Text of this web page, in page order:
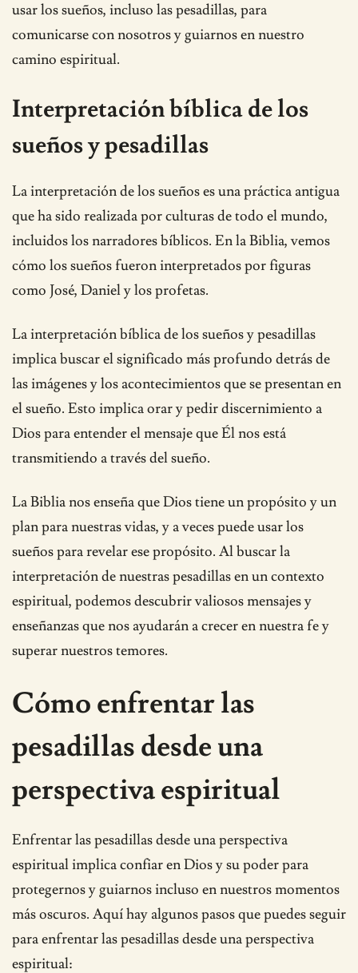
usar los sueños, incluso las pesadillas, para
comunicarse con nosotros y guiarnos en nuestro
camino espiritual.
Interpretación bíblica de los
sueños y pesadillas
La interpretación de los sueños es una práctica antigua
que ha sido realizada por culturas de todo el mundo,
incluidos los narradores bíblicos. En la Biblia, vemos
cómo los sueños fueron interpretados por figuras
como José, Daniel y los profetas.
La interpretación bíblica de los sueños y pesadillas
implica buscar el significado más profundo detrás de
las imágenes y los acontecimientos que se presentan en
el sueño. Esto implica orar y pedir discernimiento a
Dios para entender el mensaje que Él nos está
transmitiendo a través del sueño.
La Biblia nos enseña que Dios tiene un propósito y un
plan para nuestras vidas, y a veces puede usar los
sueños para revelar ese propósito. Al buscar la
interpretación de nuestras pesadillas en un contexto
espiritual, podemos descubrir valiosos mensajes y
enseñanzas que nos ayudarán a crecer en nuestra fe y
superar nuestros temores.
Cómo enfrentar las
pesadillas desde una
perspectiva espiritual
Enfrentar las pesadillas desde una perspectiva
espiritual implica confiar en Dios y su poder para
protegernos y guiarnos incluso en nuestros momentos
más oscuros. Aquí hay algunos pasos que puedes seguir
para enfrentar las pesadillas desde una perspectiva
espiritual: